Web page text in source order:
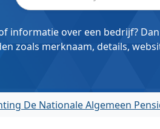
informatie over een bedrijf?
zoals merknaam, details,
De Nationale Algemeen